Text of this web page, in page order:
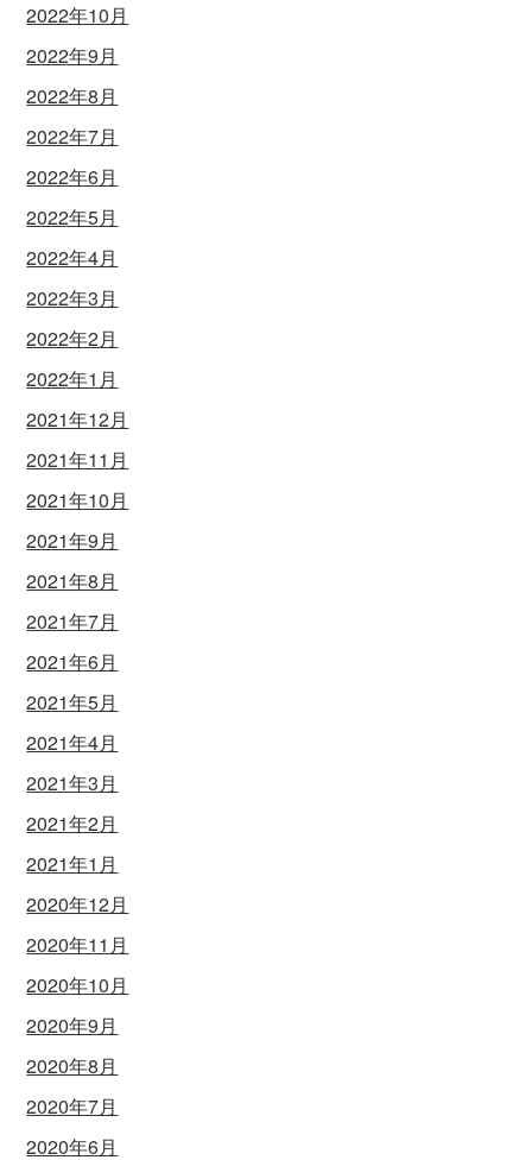
2022年10月
2022年9月
2022年8月
2022年7月
2022年6月
2022年5月
2022年4月
2022年3月
2022年2月
2022年1月
2021年12月
2021年11月
2021年10月
2021年9月
2021年8月
2021年7月
2021年6月
2021年5月
2021年4月
2021年3月
2021年2月
2021年1月
2020年12月
2020年11月
2020年10月
2020年9月
2020年8月
2020年7月
2020年6月